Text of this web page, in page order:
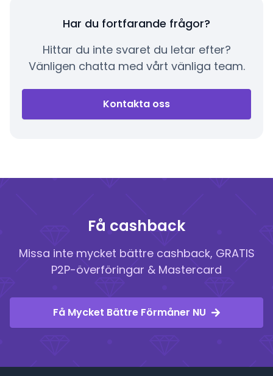
Har du fortfarande frågor?
Hittar du inte svaret du letar efter?
Vänligen chatta med vårt vänliga team.
Kontakta oss
Få cashback
Missa inte mycket bättre cashback, GRATIS
P2P-överföringar & Mastercard
Få Mycket Bättre Förmåner NU